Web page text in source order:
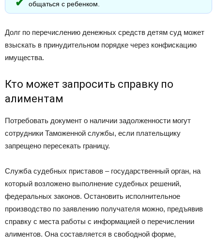
общаться с ребенком.
Долг по перечислению денежных средств детям суд может
взыскать в принудительном порядке через конфискацию
имущества.
Кто может запросить справку по
алиментам
Потребовать документ о наличии задолженности могут
сотрудники Таможенной службы, если плательщику
запрещено пересекать границу.
Служба судебных приставов – государственный орган, на
который возложено выполнение судебных решений,
федеральных законов. Остановить исполнительное
производство по заявлению получателя можно, предъявив
справку с места работы с информацией о перечислении
алиментов. Она составляется в свободной форме,